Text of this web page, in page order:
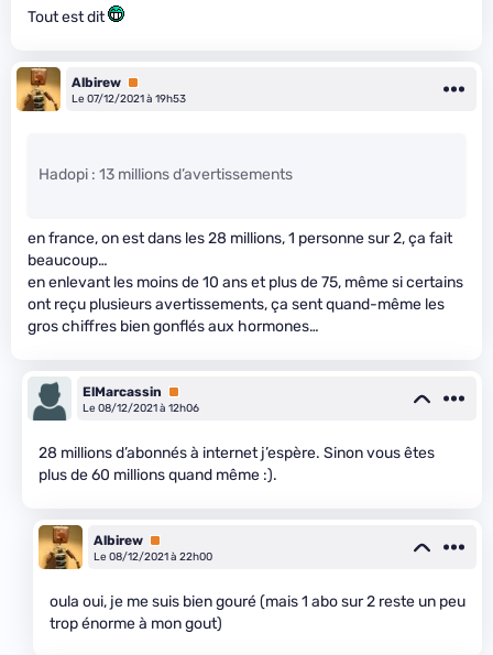
Tout est dit
Albirew Premium
Le 07/12/2021 à 19h53
Hadopi : 13 millions d’avertissements
en france, on est dans les 28 millions, 1 personne sur 2, ça fait
beaucoup…
en enlevant les moins de 10 ans et plus de 75, même si certains
ont reçu plusieurs avertissements, ça sent quand-même les
gros chiffres bien gonflés aux hormones…
ElMarcassin
Premium
Le 08/12/2021 à 12h06
28 millions d’abonnés à internet j’espère. Sinon vous êtes
plus de 60 millions quand même :).
Albirew Premium
Le 08/12/2021 à 22h00
oula oui, je me suis bien gouré (mais 1 abo sur 2 reste un peu
trop énorme à mon gout)